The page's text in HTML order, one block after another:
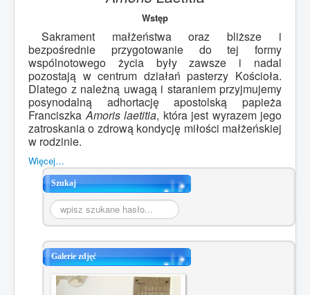
Wstęp
Sakrament małżeństwa oraz bliższe i
bezpośrednie przygotowanie do tej formy
wspólnotowego życia były zawsze i nadal
pozostają w centrum działań pasterzy Kościoła.
Dlatego z należną uwagą i staraniem przyjmujemy
posynodalną adhortację apostolską papieża
FranciszkaAmoris laetitia, która jest wyrazem jego
zatroskania o zdrową kondycję miłości małżeńskiej
w rodzinie.
Więcej…
Szukaj
Szukaj...
Galerie zdjęć